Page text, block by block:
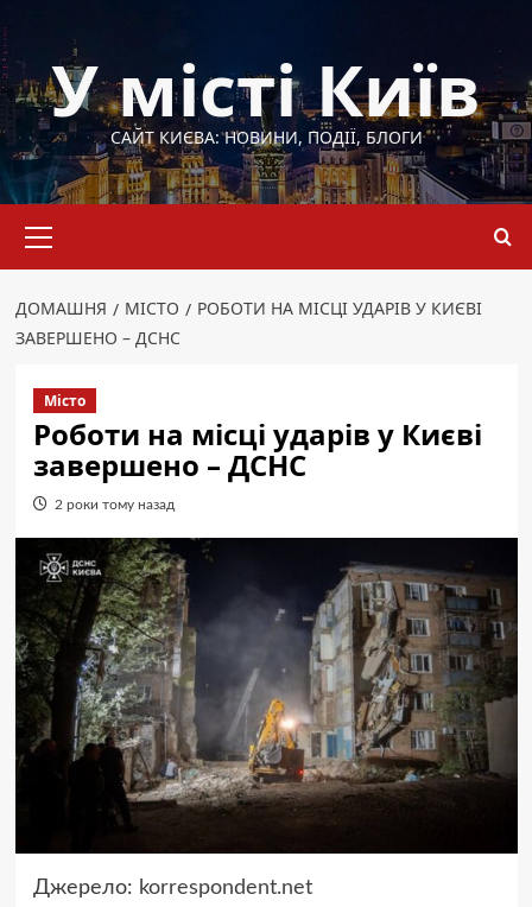
до
вмістуУ місті Київ
САЙТ КИЄВА: НОВИНИ, ПОДІЇ, БЛОГИ
меню
ДОМАШНЯ МІСТО
РОБОТИ НА МІСЦІ УДАРІВ У КИЄВІ
ЗАВЕРШЕНО – ДСНС
Місто
Роботи на місці ударів у Києві
завершено – ДСНС
2 роки тому назад
Джерело: korrespondent.net